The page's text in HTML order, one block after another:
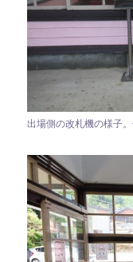
出場側の改札機の様子